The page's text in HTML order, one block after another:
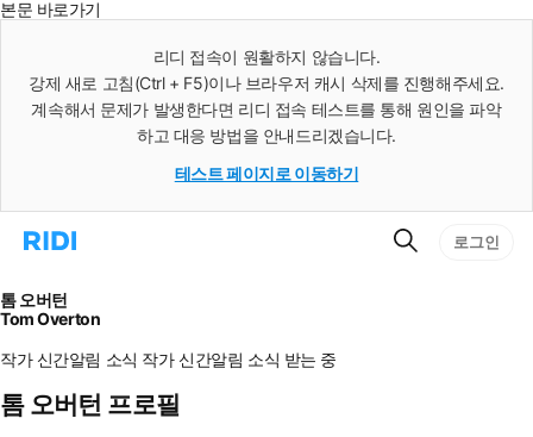
본문 바로가기
리디 접속이 원활하지 않습니다.
강제 새로 고침(Ctrl + F5)이나 브라우저 캐시 삭제를 진행해주세요.
계속해서 문제가 발생한다면 리디 접속 테스트를 통해 원인을 파악
하고 대응 방법을 안내드리겠습니다.
테스트 페이지로 이동하기
리
으
로
동
검
로그인
톰 오버턴
Tom Overton
작가 신간알림 소식 작가 신간알림 소식 받는 중
톰 오버턴 프로필